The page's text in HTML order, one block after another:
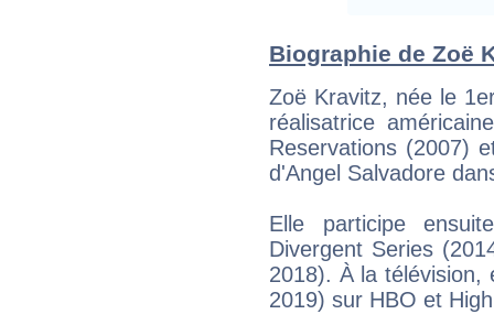
Biographie de Zoë
Zoë Kravitz, née le
réalisatrice
Reservations (2007)
d'Angel Salvadore
Elle participe
Divergent Series
2018). À la télévision,
2019) sur HBO et